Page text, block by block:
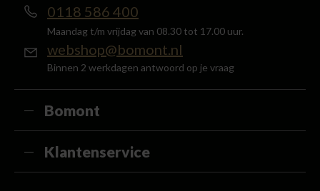
0118 586 400
Maandag t/m vrijdag van 08.30 tot 17.00 uur.
webshop@bomont.nl
Binnen 2 werkdagen antwoord op je vraag
Bomont
Klantenservice